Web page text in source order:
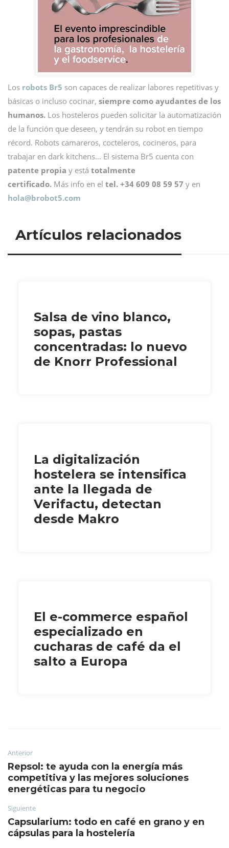
Los robots Br5 son capaces de realizar labores repetitivas y
básicas o incluso cocinar, siempre como ayudantes de los
humanos. Los hosteleros pueden solicitar la automatización
de la función que deseen, y tendrán su robot en tiempo
récord. Robots camareros, cocteleros, cocineros, para
trabajar en dark kitchens… El sistema Br5 cuenta con
patente propia y está totalmente
certificado. Más info en el tel. +34 609 08 59 57 y en
hola@brobot5.com
Artículos relacionados
Salsa de vino blanco,
sopas, pastas
concentradas: lo nuevo
de Knorr Professional
La digitalización
hostelera se intensifica
ante la llegada de
Verifactu, detectan
desde Makro
El e-commerce español
especializado en
cucharas de café da el
salto a Europa
Anterior
Repsol: te ayuda con la energía más
competitiva y las mejores soluciones
energéticas para tu negocio
Siguiente
Capsularium: todo en café en grano y en
cápsulas para la hostelería